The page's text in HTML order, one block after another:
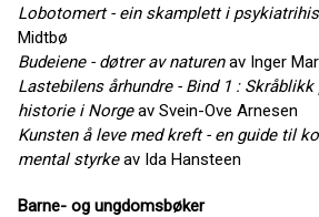
Lobotomert - ein skamplett i
Midtbø
Budeiene - døtrer av naturenav Inger
Lastebilens århundre - Bind 1 :
historie i Norgeav Svein-Ove Arnesen
Kunsten å leve med kreft - en guide til
mental styrkeav Ida Hansteen
Barne- og ungdomsbøker